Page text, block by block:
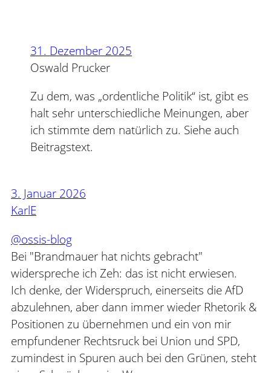
31. Dezember 2025
Oswald Prucker
Zu dem, was „ordentliche Politik“ ist, gibt es
halt sehr unterschiedliche Meinungen, aber
ich stimmte dem natürlich zu. Siehe auch
Beitragstext.
3. Januar 2026
KarlE
@ossis-blog
Bei "Brandmauer hat nichts gebracht"
widerspreche ich Zeh: das ist nicht erwiesen.
Ich denke, der Widerspruch, einerseits die AfD
abzulehnen, aber dann immer wieder Rhetorik &
Positionen zu übernehmen und ein von mir
empfundener Rechtsruck bei Union und SPD,
zumindest in Spuren auch bei den Grünen, steht